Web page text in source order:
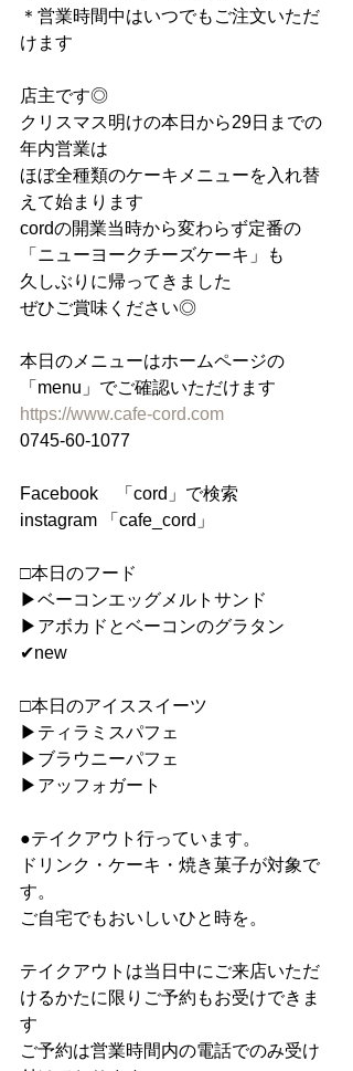
＊営業時間中はいつでもご注文いただ
けます
店主です◎
クリスマス明けの本日から29日までの
年内営業は
ほぼ全種類のケーキメニューを入れ替
えて始まります
cordの開業当時から変わらず定番の
「ニューヨークチーズケーキ」も
久しぶりに帰ってきました
ぜひご賞味ください◎
本日のメニューはホームページの
「menu」でご確認いただけます
https://www.cafe-cord.com
0745-60-1077
Facebook　「cord」で検索
instagram 「cafe_cord」
□本日のフード
▶︎ベーコンエッグメルトサンド
▶︎アボカドとベーコンのグラタン
✔︎new
□本日のアイススイーツ
▶︎ティラミスパフェ
▶︎ブラウニーパフェ
▶︎アッフォガート
●テイクアウト行っています。
ドリンク・ケーキ・焼き菓子が対象で
す。
ご自宅でもおいしいひと時を。
テイクアウトは当日中にご来店いただ
けるかたに限りご予約もお受けできま
す
ご予約は営業時間内の電話でのみ受け